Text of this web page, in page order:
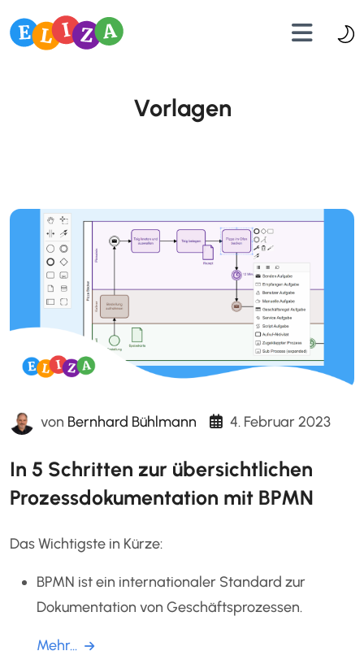
Vorlagen
von Bernhard Bühlmann 4. Februar 2023
In 5 Schritten zur übersichtlichen
Prozessdokumentation mit BPMN
Das Wichtigste in Kürze:
BPMN ist ein internationaler Standard zur
Dokumentation von Geschäftsprozessen.
Mehr...